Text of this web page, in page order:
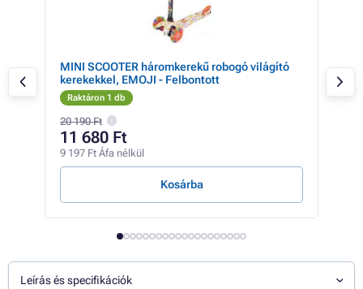
MINI SCOOTER háromkerekű robogó világító
kerekekkel, EMOJI - Felbontott
Raktáron 1 db
20 190 Ft
11 680 Ft
9 197 Ft Áfa nélkül
Kosárba
es
Leírás és specifikációk